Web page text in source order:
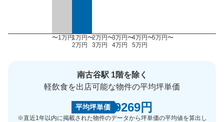
〜1万円1万円〜
2万円
2万円〜
3万円
3万円〜
4万円
4万円〜
5万円
5万円〜
南古谷駅 1階を除く
軽飲食を出店可能な物件の平均坪単価
平均坪単価 9269円
※直近1年以内に掲載された物件のデータから坪単価の平均値を算出し